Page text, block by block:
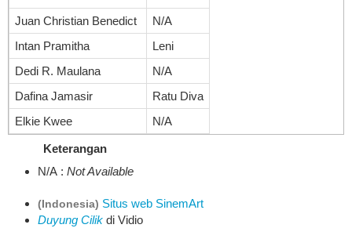
Juan Christian Benedict
N/A
Intan Pramitha
Leni
Dedi R. Maulana
N/A
Dafina Jamasir
Ratu Diva
Elkie Kwee
N/A
Keterangan
N/A : Not Available
(Indonesia) Situs web SinemArt
Duyung Cilikdi Vidio